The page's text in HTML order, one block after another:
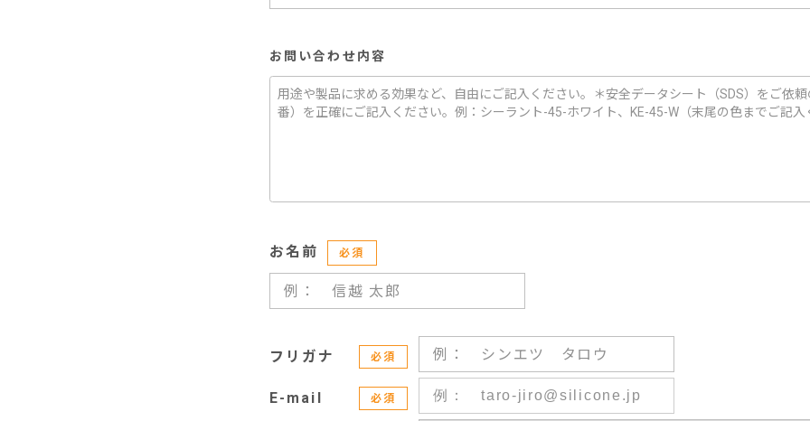
お問い合わせ内容
お名前 必須
フリガナ 必須
E-mail 必須